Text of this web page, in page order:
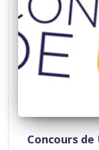
Concours de